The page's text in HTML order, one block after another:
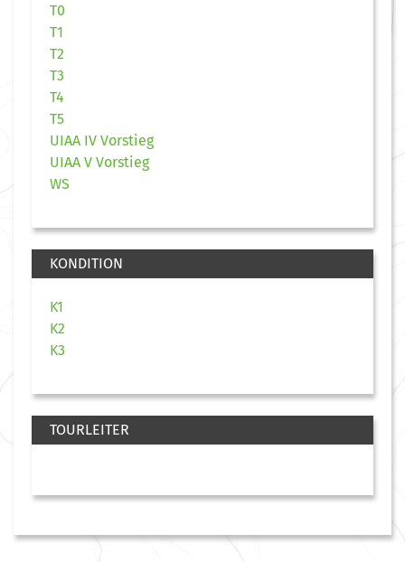
T0
T1
T2
T3
T4
T5
UIAA IV Vorstieg
UIAA V Vorstieg
WS
KONDITION
K1
K2
K3
TOURLEITER